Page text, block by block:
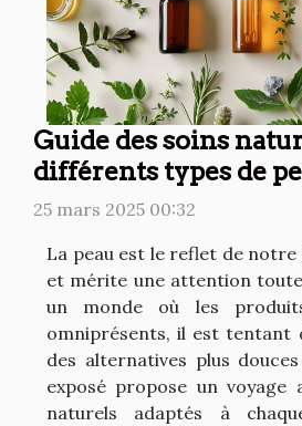
Guide des soins
différents types de
25 mars 2025 00:32
La peau est le reflet de
et mérite une attention
un monde où les
omniprésents, il est tentant
des alternatives plus
exposé propose un voyage
naturels adaptés à